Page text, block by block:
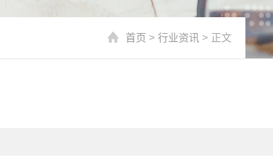
首页 > 行业资讯 > 正文